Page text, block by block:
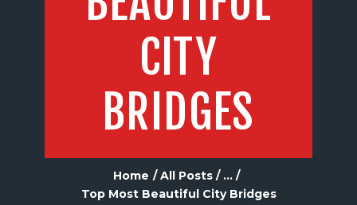
CITY
BRIDGES
Home All Posts
...
Top Most Beautiful City Bridges